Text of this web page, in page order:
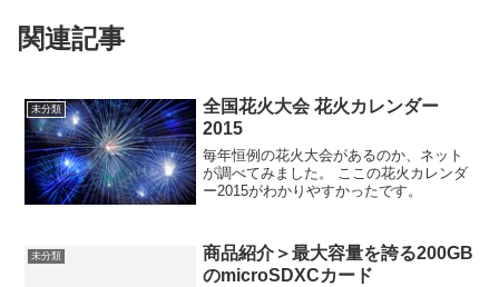
関連記事
未分類
全国花火大会 花火カレンダー
2015
毎年恒例の花火大会があるのか、ネット
が調べてみました。 ここの花火カレンダ
ー2015がわかりやすかったです。
未分類
商品紹介＞最大容量を誇る200GB
のmicroSDXCカード